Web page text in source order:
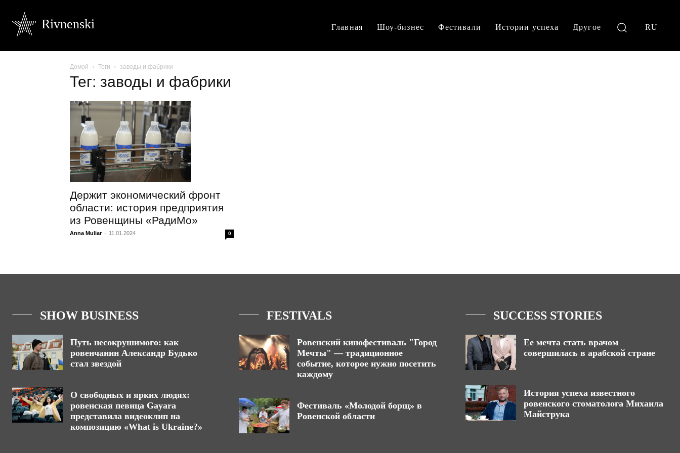
Rivnenski Главная Шоу-бизнес Фестивали Истории успеха Другое RU
Домой Теги заводы и фабрики
Тег: заводы и фабрики
Держит экономический фронт
области: история предприятия
из Ровенщины «РадиМо»
Anna Muliar - 11.01.2024 0
SHOW BUSINESS
Путь несокрушимого: как
ровенчанин Александр Будько
стал звездой
О свободных и ярких людях:
ровенская певица Gayara
представила видеоклип на
композицию «What is Ukraine?»
FESTIVALS
Ровенский кинофестиваль "Город
Мечты" — традиционное
событие, которое нужно посетить
каждому
Фестиваль «Молодой борщ» в
Ровенской области
SUCCESS STORIES
Ее мечта стать врачом
совершилась в арабской стране
История успеха известного
ровенского стоматолога Михаила
Майструка